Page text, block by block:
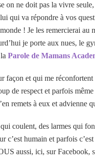
on ne doit pas la vivre
qui va répondre à vos
! Je les remercierai au
je porte aux nues, le
Parole de Mamans
façon et qui me
de respect et parfois
remets à eux et advienne
coulent, des larmes qui
c’est humain et parfois
aussi, ici, sur Facebook,